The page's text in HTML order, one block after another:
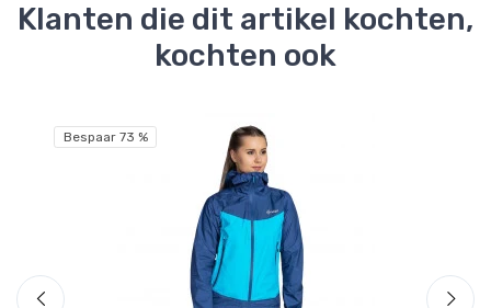
Klanten die dit artikel kochten,
kochten ook
Bespaar 73 %